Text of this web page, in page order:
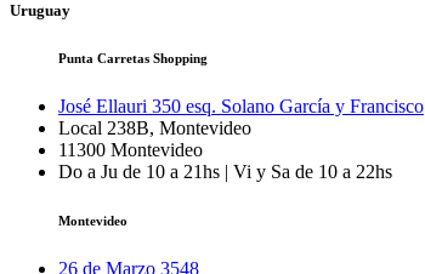
Uruguay
Punta Carretas Shopping
José Ellauri 350 esq. Solano García y Francisco
Local 238B, Montevideo
11300 Montevideo
Do a Ju de 10 a 21hs | Vi y Sa de 10 a 22hs
Montevideo
26 de Marzo 3548